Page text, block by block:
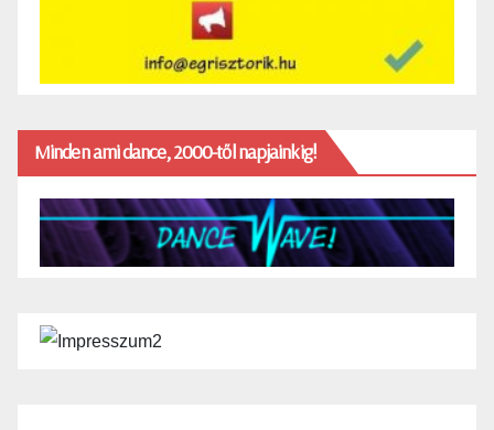
Minden ami dance, 2000-től napjainkig!